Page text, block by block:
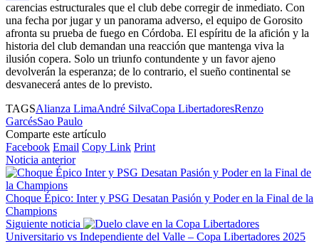
carencias estructurales que el club debe corregir de inmediato. Con
una fecha por jugar y un panorama adverso, el equipo de Gorosito
afronta su prueba de fuego en Córdoba. El espíritu de la afición y la
historia del club demandan una reacción que mantenga viva la
ilusión copera. Solo un triunfo contundente y un favor ajeno
devolverán la esperanza; de lo contrario, el sueño continental se
desvanecerá antes de lo previsto.
TAGSAlianza LimaAndré SilvaCopa LibertadoresRenzo
GarcésSao Paulo
Comparte este artículo
Facebook Email Copy Link Print
Noticia anterior
Choque Épico: Inter y PSG Desatan Pasión y Poder en la Final de la
Champions
Siguiente noticia
Universitario vs Independiente del Valle – Copa Libertadores 2025